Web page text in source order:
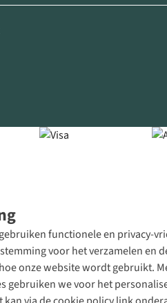
functionele en privacy-
voor het verzamelen
onze website wordt gebruikt.
gebruiken we voor het